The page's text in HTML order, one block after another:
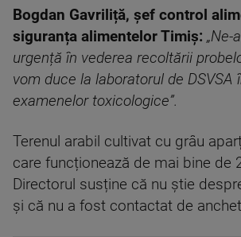
Bogdan Gavriliță, șef control
siguranța alimentelor Timiș: „Ne-
urgență în vederea recoltării
vom duce la laboratorul de DSVSA
examenelor toxicologice”.
Terenul arabil cultivat cu grâu
care funcționează de mai bine de
Directorul susține că nu știe
și că nu a fost contactat de